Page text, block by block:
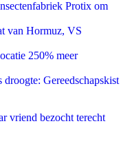
Protix om
van Hormuz, VS
250% meer
droogte: Gereedschapskist
vriend bezocht terecht